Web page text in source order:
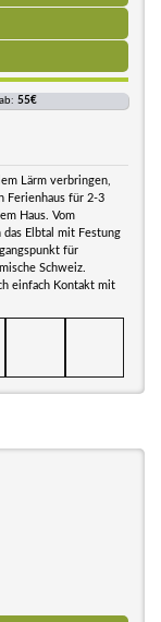
55€
Lärm verbringen,
Ferienhaus für 2-3
Haus. Vom
Elbtal mit Festung
für
Schweiz.
einfach Kontakt mit